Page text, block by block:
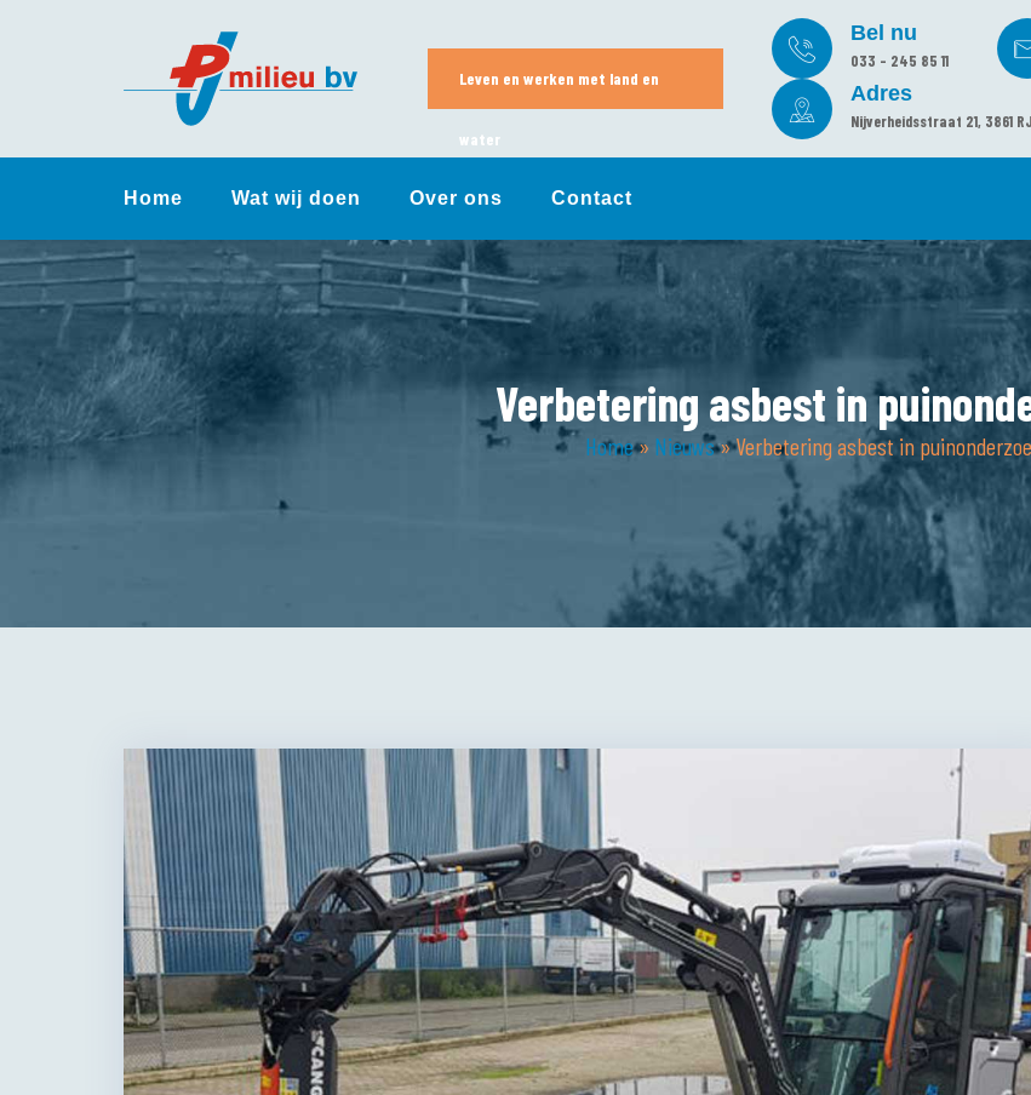
Leven en werken met land en
water
Bel nu
033 - 245 85 11
Adres
Nijverheidsstraat 21, 3861
Home Wat wij doen Over ons Contact
Verbetering asbest in
Home» Nieuws»Verbetering asbest in